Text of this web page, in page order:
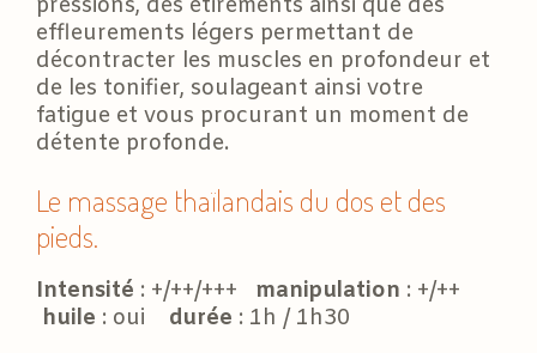
effleurements légers permettant de
décontracter les muscles en profondeur et
de les tonifier, soulageant ainsi votre
fatigue et vous procurant un moment de
détente profonde.
Le massage thaïlandais du dos et des
pieds.
Intensité : +/++/+++ manipulation : +/++
huile : oui durée : 1h / 1h30